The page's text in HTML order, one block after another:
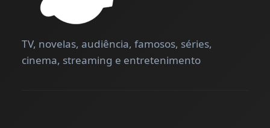
TV, novelas, audiência, famosos, séries,
cinema, streaming e entretenimento